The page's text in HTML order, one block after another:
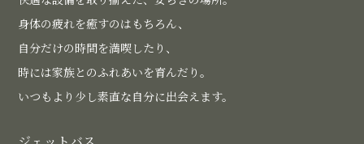
身体の疲れを癒すのはもちろん、
自分だけの時間を満喫したり、
時には家族とのふれあいを育んだり。
いつもより少し素直な自分に出会えます。